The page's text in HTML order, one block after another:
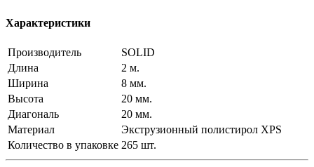
Характеристики
Производитель
SOLID
Длина
2 м.
Ширина
8 мм.
Высота
20 мм.
Диагональ
20 мм.
Материал
Экструзионный полистирол XPS
Количество в упаковке 265 шт.